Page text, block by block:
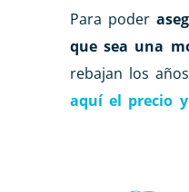
Para poder
que sea una
rebajan los
aquí el precio